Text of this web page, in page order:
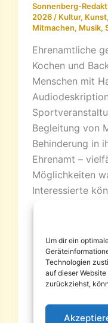
Um dir ein
Technologien
auf dieser
zurückziehst,
Sonnenberg-
2026 / Kultur, Kunst,
Mitmachen, Musik,
Ehrenamtliche
Kochen und
Menschen mit
Begleitung von
Behinderung in
Ehrenamt –
Möglichkeiten
Interessierte